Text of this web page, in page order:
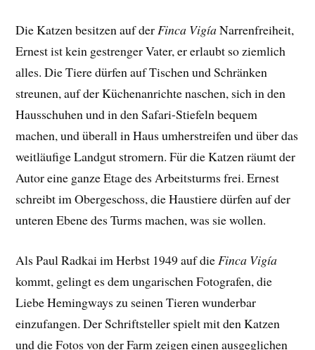
Die Katzen besitzen auf der Finca VigíaNarrenfreiheit,
Ernest ist kein gestrenger Vater, er erlaubt so ziemlich
alles. Die Tiere dürfen auf Tischen und Schränken
streunen, auf der Küchenanrichte naschen, sich in den
Hausschuhen und in den Safari-Stiefeln bequem
machen, und überall in Haus umherstreifen und über das
weitläufige Landgut stromern. Für die Katzen räumt der
Autor eine ganze Etage des Arbeitsturms frei. Ernest
schreibt im Obergeschoss, die Haustiere dürfen auf der
unteren Ebene des Turms machen, was sie wollen.
Als Paul Radkai im Herbst 1949 auf die Finca Vigía
kommt, gelingt es dem ungarischen Fotografen, die
Liebe Hemingways zu seinen Tieren wunderbar
einzufangen. DerSchriftsteller spielt mit den Katzen
und die Fotos von der Farm zeigen einen ausgeglichen